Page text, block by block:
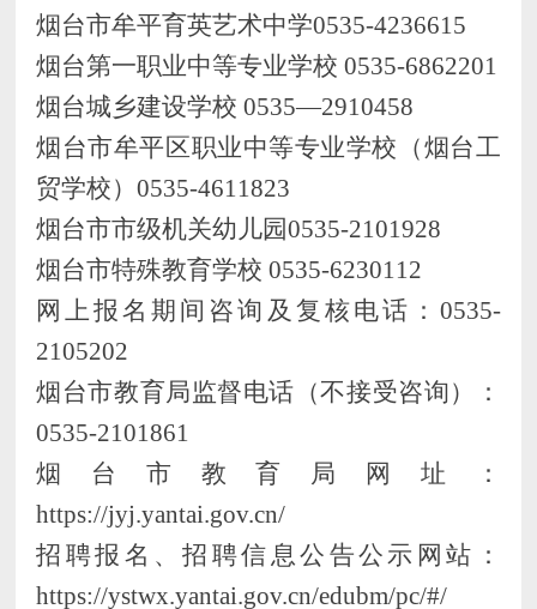
烟台市牟平育英艺术中学0535-4236615
烟台第一职业中等专业学校 0535-6862201
烟台城乡建设学校 0535—2910458
烟台市牟平区职业中等专业学校（烟台工
贸学校）0535-4611823
烟台市市级机关幼儿园0535-2101928
烟台市特殊教育学校 0535-6230112
网上报名期间咨询及复核电话： 0535-
2105202
烟台市教育局监督电话（不接受咨询）
：
0535-2101861
烟台市 教育局
网址：
https://jyj.yantai.gov.cn/
招聘报名、招聘信息公告公示网站 ：
https://ystwx.yantai.gov.cn/edubm/pc/#/